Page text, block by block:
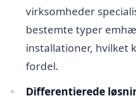
virksomheder
bestemte typer
installationer, hvilket
fordel.
Differentierede